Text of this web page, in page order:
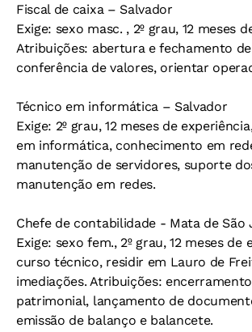
Fiscal de caixa – Salvador
Exige: sexo masc. , 2º grau, 12 meses
Atribuições: abertura e fechamento
conferência de valores, orientar
Técnico em informática – Salvador
Exige: 2º grau, 12 meses de
em informática, conhecimento em
manutenção de servidores, suporte
manutenção em redes.
Chefe de contabilidade - Mata de São
Exige: sexo fem., 2º grau, 12 meses de
curso técnico, residir em Lauro de
imediações. Atribuições:
patrimonial, lançamento de
emissão de balanço e balancete.